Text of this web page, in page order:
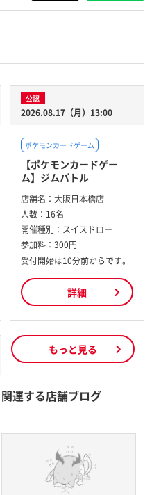
公認
2026.08.17（月）13:00
ポケモンカードゲーム
【ポケモンカードゲー
ム】ジムバトル
店舗名： 大阪日本橋店
人数： 16名
開催種別： スイスドロー
参加料： 300円
受付開始は10分前からです。
詳細
もっと見る
関連する店舗ブログ